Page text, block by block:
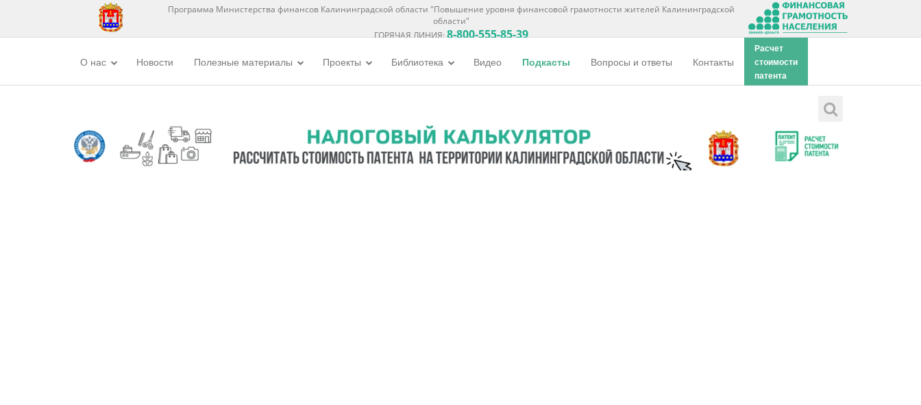
Программа Министерства финансов Калининградской области "Повышение уровня финансовой грамотности жителей Калининградской
области"
ГОРЯЧАЯ ЛИНИЯ:8-800-555-85-39
О нас Новости Полезные материалы Проекты Библиотека Видео Подкасты Вопросы и ответы Контакты
Расчет
стоимости
патента